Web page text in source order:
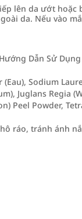
lên da ướt
da. Nếu vào
Dẫn Sử
(Eau), Sodium
Juglans Regia
Peel Powder,
ráo, tránh ánh